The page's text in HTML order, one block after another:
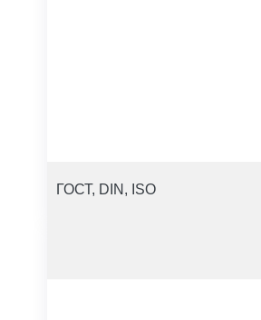
ГОСТ, DIN, ISO